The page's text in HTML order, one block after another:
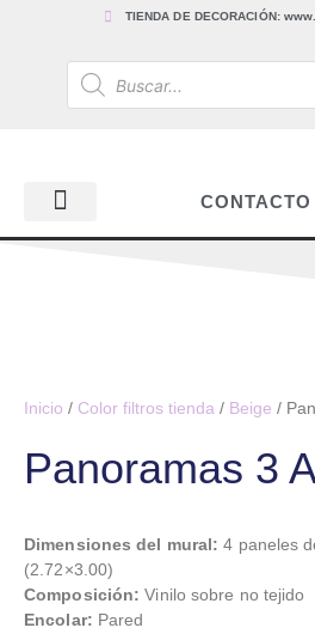
TIENDA DE DECORACIÓN:
CONTACTO
Inicio / Color filtros tienda / Beige /
Panoramas 3
Dimensiones del mural: 4 paneles
(2.72×3.00)
Composición: Vinilo sobre no tejido
Encolar: Pared